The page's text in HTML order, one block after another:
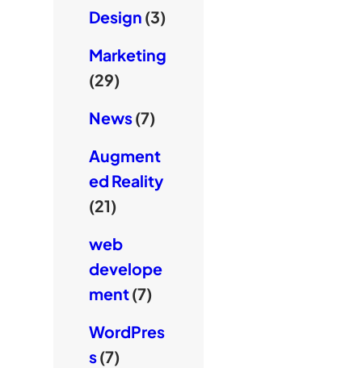
Design (3)
Marketing
(29)
News(7)
Augment
ed Reality
(21)
web
develope
ment(7)
WordPres
s(7)